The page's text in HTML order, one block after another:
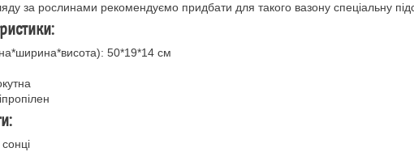
за рослинами рекомендуємо придбати для такого вазону спеціальну
50*19*14 см